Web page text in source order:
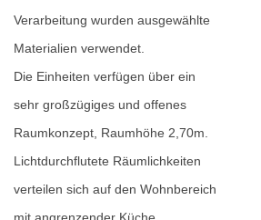
Verarbeitung wurden ausgewählte
Materialien verwendet.
Die Einheiten verfügen über ein
sehr großzügiges und offenes
Raumkonzept, Raumhöhe 2,70m.
Lichtdurchflutete Räumlichkeiten
verteilen sich auf den Wohnbereich